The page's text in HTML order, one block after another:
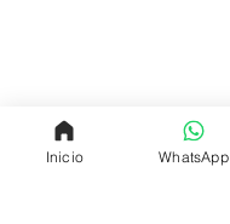
Inicio WhatsApp